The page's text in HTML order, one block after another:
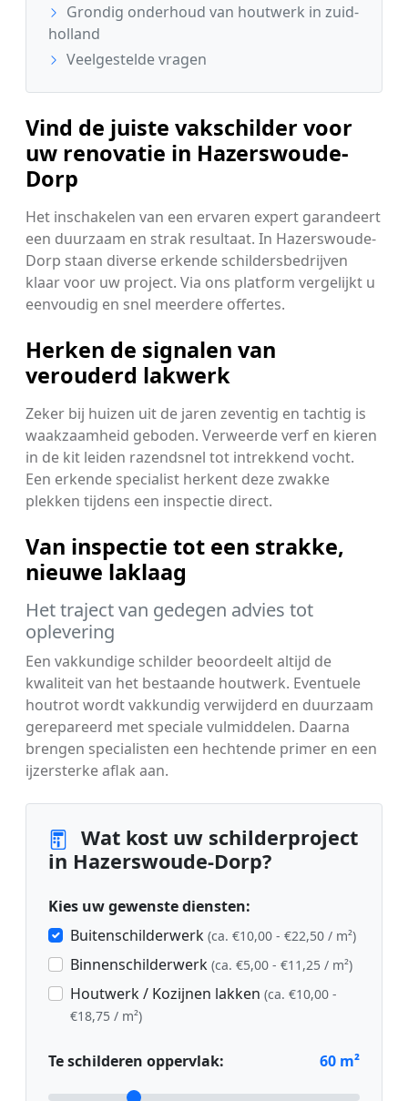
Grondig onderhoud van houtwerk in zuid-
holland
Veelgestelde vragen
Vind de juiste vakschilder voor
uw renovatie in Hazerswoude-
Dorp
Het inschakelen van een ervaren expert garandeert
een duurzaam en strak resultaat. In Hazerswoude-
Dorp staan diverse erkende schildersbedrijven
klaar voor uw project. Via ons platform vergelijkt u
eenvoudig en snel meerdere offertes.
Herken de signalen van
verouderd lakwerk
Zeker bij huizen uit de jaren zeventig en tachtig is
waakzaamheid geboden. Verweerde verf en kieren
in de kit leiden razendsnel tot intrekkend vocht.
Een erkende specialist herkent deze zwakke
plekken tijdens een inspectie direct.
Van inspectie tot een strakke,
nieuwe laklaag
Het traject van gedegen advies tot
oplevering
Een vakkundige schilder beoordeelt altijd de
kwaliteit van het bestaande houtwerk. Eventuele
houtrot wordt vakkundig verwijderd en duurzaam
gerepareerd met speciale vulmiddelen. Daarna
brengen specialisten een hechtende primer en een
ijzersterke aflak aan.
Wat kost uw schilderproject
in Hazerswoude-Dorp?
Kies uw gewenste diensten:
Buitenschilderwerk (ca. €10,00 - €22,50 / m²)
Binnenschilderwerk (ca. €5,00 - €11,25 / m²)
Houtwerk / Kozijnen lakken (ca. €10,00 -
€18,75 / m²)
Te schilderen oppervlak: 60 m²